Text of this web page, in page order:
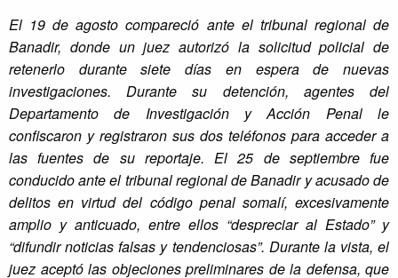
El 19 de agosto compareció ante el tribunal regional de
Banadir, donde un juez autorizó la solicitud policial de
retenerlo durante siete días en espera de nuevas
investigaciones. Durante su detención, agentes del
Departamento de Investigación y Acción Penal le
confiscaron y registraron sus dos teléfonos para acceder a
las fuentes de su reportaje. El 25 de septiembre fue
conducido ante el tribunal regional de Banadir y acusado de
delitos en virtud del código penal somalí, excesivamente
amplio y anticuado, entre ellos “despreciar al Estado”y
“difundir noticias falsas y tendenciosas”. Durante la vista, el
juez aceptó las objeciones preliminares de la defensa, que